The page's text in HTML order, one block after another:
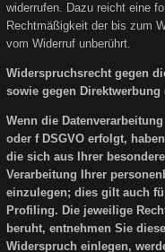
widerrufen. Dazu reicht eine
Rechtmäßigkeit der bis zum
vom Widerruf unberührt.
Widerspruchsrecht gegen
sowie gegen Direktwerbung
Wenn die
oder f DSGVO erfolgt,
die sich aus Ihrer
Verarbeitung Ihrer
einzulegen; dies gilt auch
Profiling. Die jeweilige
beruht, entnehmen Sie
Widerspruch einlegen,